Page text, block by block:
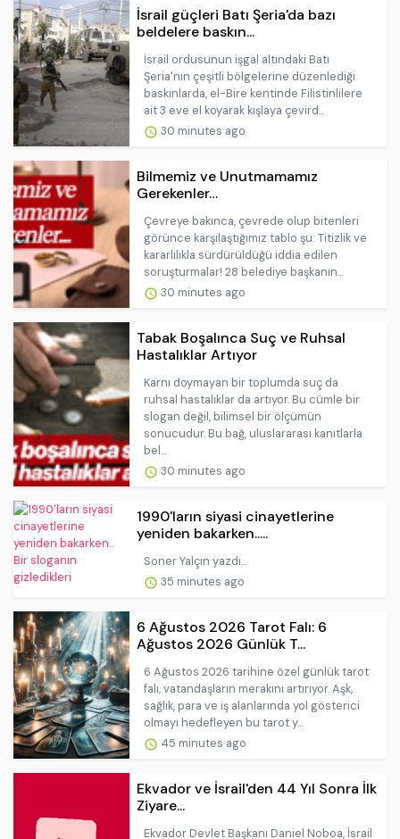
İsrail güçleri Batı Şeria'da bazı
beldelere baskın...
İsrail ordusunun işgal altındaki Batı
Şeria'nın çeşitli bölgelerine düzenlediği
baskınlarda, el-Bire kentinde Filistinlilere
ait 3 eve el koyarak kışlaya çevird...
30 minutes ago
Bilmemiz ve Unutmamamız
Gerekenler…
Çevreye bakınca, çevrede olup bitenleri
görünce karşılaştığımız tablo şu: Titizlik ve
kararlılıkla sürdürüldüğü iddia edilen
soruşturmalar! 28 belediye başkanın...
30 minutes ago
Tabak Boşalınca Suç ve Ruhsal
Hastalıklar Artıyor
Karnı doymayan bir toplumda suç da
ruhsal hastalıklar da artıyor. Bu cümle bir
slogan değil, bilimsel bir ölçümün
sonucudur. Bu bağ, uluslararası kanıtlarla
bel...
30 minutes ago
1990'ların siyasi cinayetlerine
yeniden bakarken.....
Soner Yalçın yazdı...
35 minutes ago
6 Ağustos 2026 Tarot Falı: 6
Ağustos 2026 Günlük T...
6 Ağustos 2026 tarihine özel günlük tarot
falı, vatandaşların merakını artırıyor. Aşk,
sağlık, para ve iş alanlarında yol gösterici
olmayı hedefleyen bu tarot y...
45 minutes ago
Ekvador ve İsrail'den 44 Yıl Sonra İlk
Ziyare...
Ekvador Devlet Başkanı Daniel Noboa, İsrail